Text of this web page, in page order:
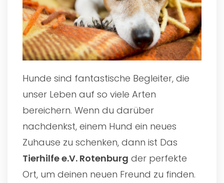
Hunde sind fantastische Begleiter, die
unser Leben auf so viele Arten
bereichern. Wenn du darüber
nachdenkst, einem Hund ein neues
Zuhause zu schenken, dann ist Das
Tierhilfe e.V. Rotenburg der perfekte
Ort, um deinen neuen Freund zu finden.